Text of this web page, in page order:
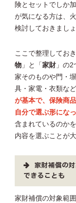
険とセットでしか
が気になる方は、
検討しておきましょ
ここで整理してお
物 」と「家財 」の
家そのものや門・
具・家電・衣類な
が基本で、保険商
自分で選ぶ形にな
含まれているのか
内容を選ぶことが大
家財補償の
できることも
家財補償の対象範囲